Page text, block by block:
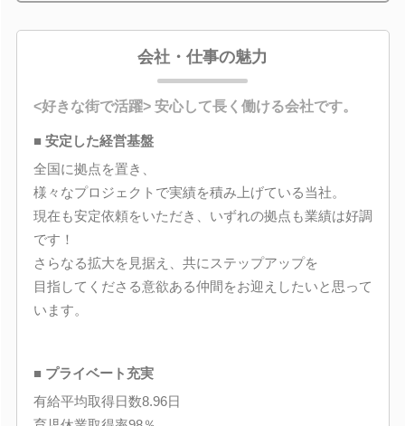
会社・仕事の魅力
<好きな街で活躍> 安心して長く働ける会社です。
■ 安定した経営基盤
全国に拠点を置き、
様々なプロジェクトで実績を積み上げている当社。
現在も安定依頼をいただき、いずれの拠点も業績は好調
です！
さらなる拡大を見据え、共にステップアップを
目指してくださる意欲ある仲間をお迎えしたいと思って
います。
■ プライベート充実
有給平均取得日数8.96日